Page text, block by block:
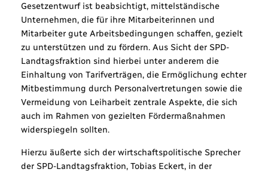
Gesetzentwurf ist beabsichtigt, mittelständische
Unternehmen, die für ihre Mitarbeiterinnen und
Mitarbeiter gute Arbeitsbedingungen schaffen, gezielt
zu unterstützen und zu fördern. Aus Sicht der SPD-
Landtagsfraktion sind hierbei unter anderem die
Einhaltung von Tarifverträgen, die Ermöglichung echter
Mitbestimmung durch Personalvertretungen sowie die
Vermeidung von Leiharbeit zentrale Aspekte, die sich
auch im Rahmen von gezielten Fördermaßnahmen
widerspiegeln sollten.
Hierzu äußerte sich der wirtschaftspolitische Sprecher
der SPD-Landtagsfraktion, Tobias Eckert, in der